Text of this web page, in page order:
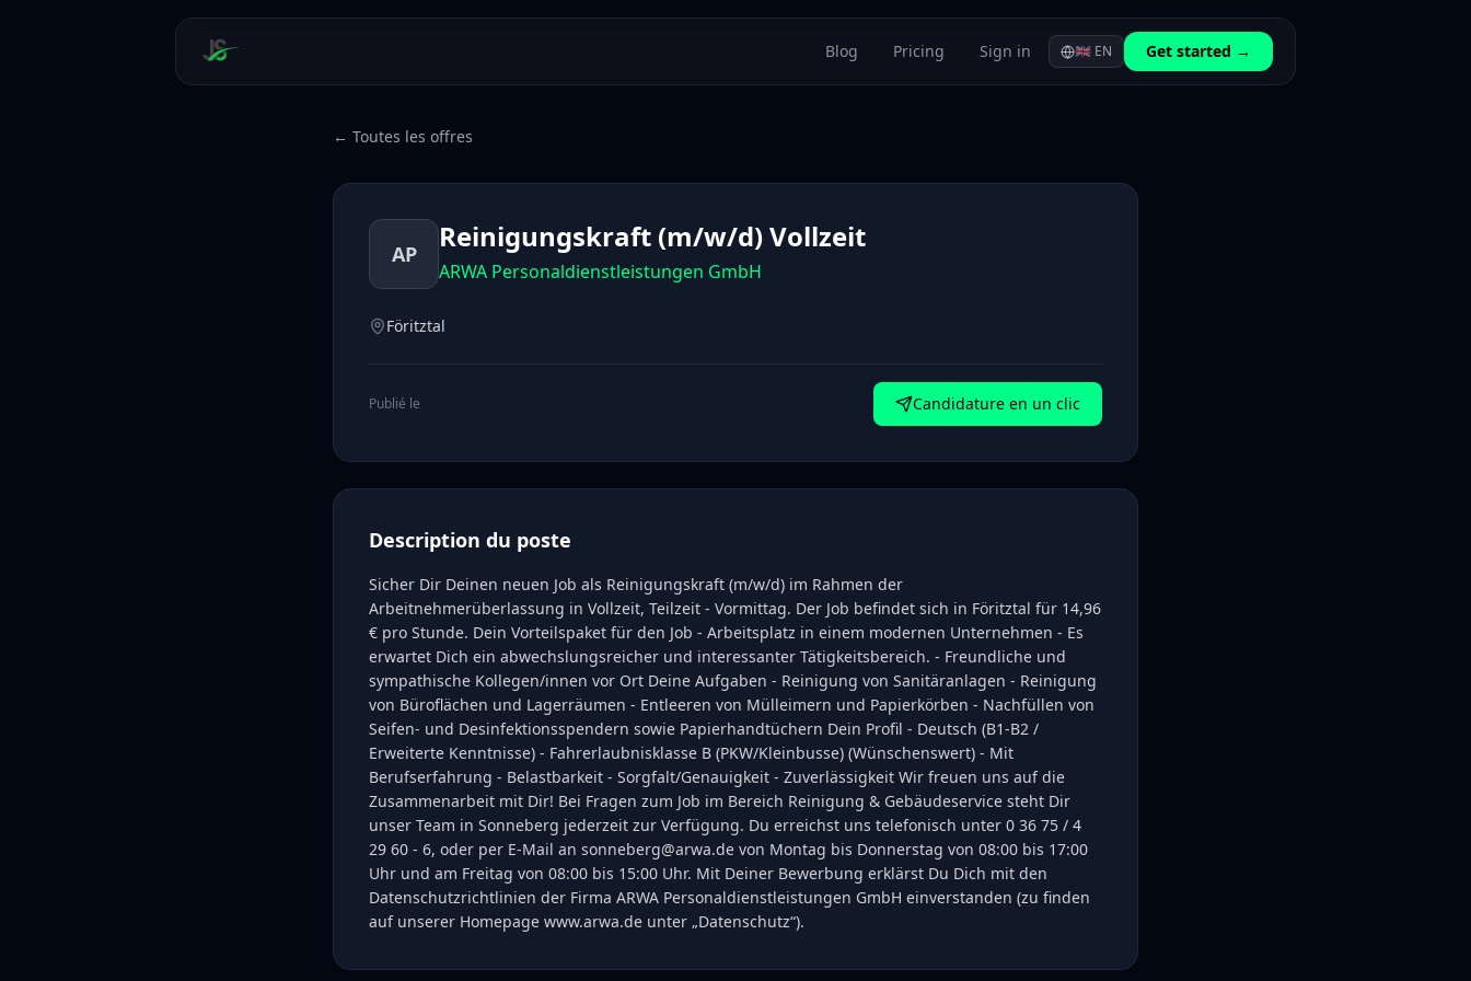
Blog Pricing Sign in 🇬🇧 EN Get started →
← Toutes les offres
AP Reinigungskraft (m/w/d) Vollzeit
ARWA Personaldienstleistungen GmbH
Föritztal
Publié le Candidature en un clic
Description du poste
Sicher Dir Deinen neuen Job als Reinigungskraft (m/w/d) im Rahmen der
Arbeitnehmerüberlassung in Vollzeit, Teilzeit - Vormittag. Der Job befindet sich in Föritztal für 14,96
€ pro Stunde. Dein Vorteilspaket für den Job - Arbeitsplatz in einem modernen Unternehmen - Es
erwartet Dich ein abwechslungsreicher und interessanter Tätigkeitsbereich. - Freundliche und
sympathische Kollegen/innen vor Ort Deine Aufgaben - Reinigung von Sanitäranlagen - Reinigung
von Büroflächen und Lagerräumen - Entleeren von Mülleimern und Papierkörben - Nachfüllen von
Seifen- und Desinfektionsspendern sowie Papierhandtüchern Dein Profil - Deutsch (B1-B2 /
Erweiterte Kenntnisse) - Fahrerlaubnisklasse B (PKW/Kleinbusse) (Wünschenswert) - Mit
Berufserfahrung - Belastbarkeit - Sorgfalt/Genauigkeit - Zuverlässigkeit Wir freuen uns auf die
Zusammenarbeit mit Dir! Bei Fragen zum Job im Bereich Reinigung & Gebäudeservice steht Dir
unser Team in Sonneberg jederzeit zur Verfügung. Du erreichst uns telefonisch unter 0 36 75 / 4
29 60 - 6, oder per E-Mail an sonneberg@arwa.de von Montag bis Donnerstag von 08:00 bis 17:00
Uhr und am Freitag von 08:00 bis 15:00 Uhr. Mit Deiner Bewerbung erklärst Du Dich mit den
Datenschutzrichtlinien der Firma ARWA Personaldienstleistungen GmbH einverstanden (zu finden
auf unserer Homepage www.arwa.de unter „Datenschutz“).